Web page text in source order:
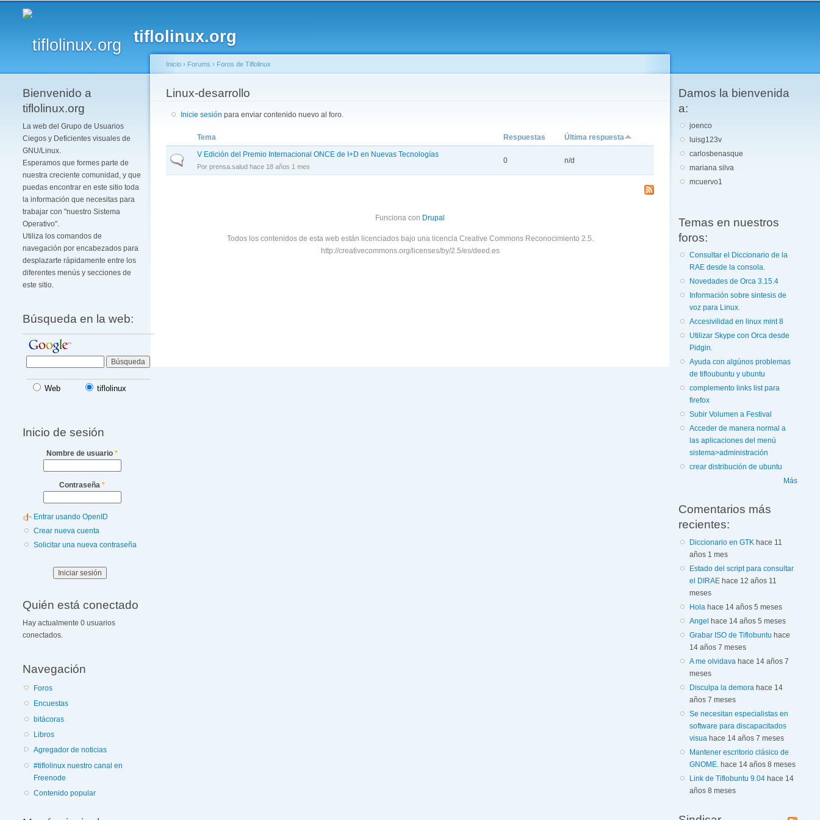
tiflolinux.org
Bienvenido a
tiflolinux.org
La web del Grupo de Usuarios
Ciegos y Deficientes visuales de
GNU/Linux.
Esperamos que formes parte de
nuestra creciente comunidad, y que
puedas encontrar en este sitio toda
la información que necesitas para
trabajar con "nuestro Sistema
Operativo".
Utiliza los comandos de
navegación por encabezados para
desplazarte rápidamente entre los
diferentes menús y secciones de
este sitio.
Búsqueda en la web:
Web tiflolinux
Inicio de sesión
Nombre de usuario *
Contraseña *
Entrar usando OpenID
Crear nueva cuenta
Solicitar una nueva contraseña
Quién está conectado
Hay actualmente 0 usuarios
conectados.
Navegación
Foros
Encuestas
bitácoras
Libros
Agregador de noticias
#tiflolinux nuestro canal en
Freenode
Contenido popular
Se encuentra usted aquí
Inicio › Forums › Foros de Tiflolinux
Linux-desarrollo
Inicie sesión para enviar contenido nuevo al foro.
Tema Respuestas Última respuesta
Discusión normal
V Edición del Premio Internacional ONCE de I+D en Nuevas Tecnologías
Porprensa.salud hace 18 años 1 mes
0 n/d
Funciona con Drupal
Todos los contenidos de esta web están licenciados bajo una licencia Creative Commons Reconocimiento 2.5.
http://creativecommons.org/licenses/by/2.5/es/deed.es
Damos la bienvenida
a:
joenco
luisg123v
carlosbenasque
mariana silva
mcuervo1
Temas en nuestros
foros:
Consultar el Diccionario de la
RAE desde la consola.
Novedades de Orca 3.15.4
Información sobre sintesis de
voz para Linux.
Accesivilidad en linux mint 8
Utilizar Skype con Orca desde
Pidgin.
Ayuda con algúnos problemas
de tifloubuntu y ubuntu
complemento links list para
firefox
Subir Volumen a Festival
Acceder de manera normal a
las aplicaciones del menú
sistema>administración
crear distribución de ubuntu
Más
Comentarios más
recientes:
Diccionario en GTK hace 11
años 1 mes
Estado del script para consultar
el DIRAE hace 12 años 11
meses
Hola hace 14 años 5 meses
Angel hace 14 años 5 meses
Grabar ISO de Tiflobuntu hace
14 años 7 meses
A me olvidava hace 14 años 7
meses
Disculpa la demora hace 14
años 7 meses
Se necesitan especialistas en
software para discapacitados
visua hace 14 años 7 meses
Mantener escritorio clásico de
GNOME. hace 14 años 8 meses
Link de Tiflobuntu 9.04 hace 14
años 8 meses